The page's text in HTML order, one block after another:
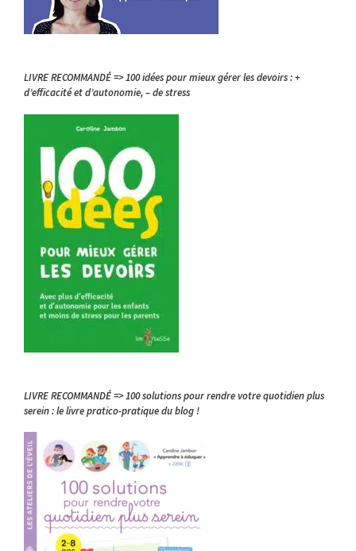
LIVRE RECOMMANDÉ => 100 idées pour mieux gérer les devoirs : +
d’efficacité et d’autonomie, – de stress
LIVRE RECOMMANDÉ => 100 solutions pour rendre votre quotidien plus
serein : le livre pratico-pratique du blog !